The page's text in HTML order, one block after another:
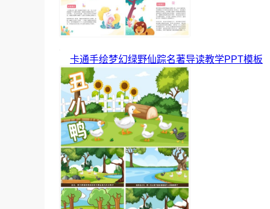
卡通手绘梦幻绿野仙踪名著导读教学PPT模板